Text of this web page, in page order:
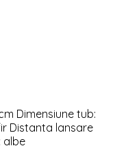
Dimensiune tub:
Distanta lansare
albe